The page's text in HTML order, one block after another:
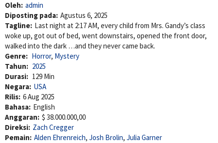
Oleh: admin
Diposting pada: Agustus 6, 2025
Tagline: Last night at 2:17 AM, every child from Mrs. Gandy’s class
woke up, got out of bed, went downstairs, opened the front door,
walked into the dark …and they never came back.
Genre: Horror, Mystery
Tahun: 2025
Durasi: 129 Min
Negara: USA
Rilis: 6 Aug 2025
Bahasa: English
Anggaran: $ 38.000.000,00
Direksi: Zach Cregger
Pemain: Alden Ehrenreich, Josh Brolin, Julia Garner